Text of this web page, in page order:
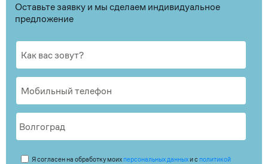
Оставьте заявку и мы сделаем индивидуальное
предложение
Я согласен на обработку моих персональных данныхи с политикой